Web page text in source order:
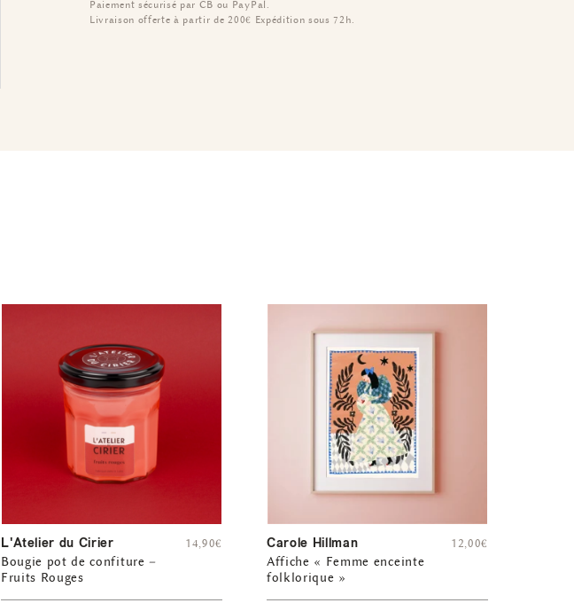
Paiement sécurisé par CB ou PayPal.
Livraison offerte à partir de 200€ Expédition sous 72h.
L'Atelier du Cirier
Bougie pot de confiture –
Fruits Rouges
14,90€ Carole Hillman
Affiche « Femme enceinte
folklorique »
12,00€